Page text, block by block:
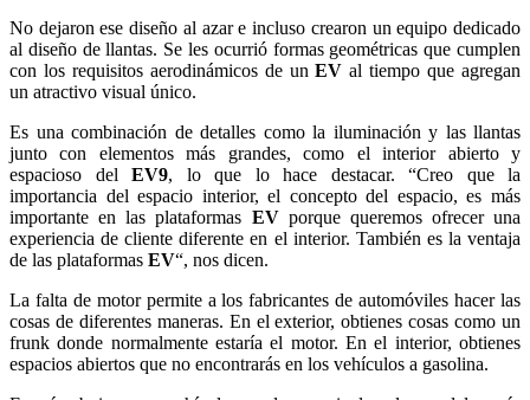
No dejaron ese diseño al azar e incluso crearon un equipo dedicado
al diseño de llantas. Se les ocurrió formas geométricas que cumplen
con los requisitos aerodinámicos de unEV al tiempo que agregan
un atractivo visual único.
Es una combinación de detalles como la iluminación y las llantas
junto con elementos más grandes, como el interior abierto y
espacioso del EV9, lo que lo hace destacar. “Creo que la
importancia del espacio interior, el concepto del espacio, es más
importante en las plataformas EVporque queremos ofrecer una
experiencia de cliente diferente en el interior. También es la ventaja
de las plataformas EV“, nos dicen.
La falta de motor permite a los fabricantes de automóviles hacer las
cosas de diferentes maneras. En el exterior, obtienes cosas como un
frunk donde normalmente estaría el motor. En el interior, obtienes
espacios abiertos que no encontrarás en los vehículos a gasolina.